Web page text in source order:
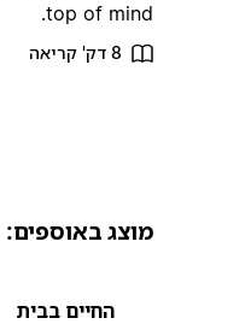
top of mind.
8 דק' קריאה
מוצג באוספים:
החיים בבית